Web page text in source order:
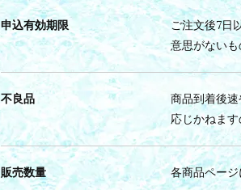
申込有効期限
ご注文後7日
意思がない
不良品
商品到着後
応じかねます
販売数量 各商品ペー